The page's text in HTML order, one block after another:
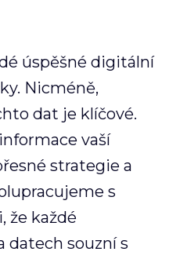
úspěšné digitální
Nicméně,
dat je klíčové.
vaší
strategie a
s
že každé
datech souzní s